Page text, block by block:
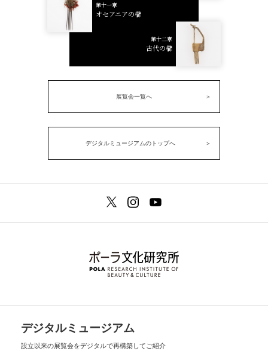
第十一章
オセアニアの櫛
第十二章
古代の櫛
展覧会一覧へ
デジタルミュージアムのトップへ
デジタルミュージアム
設立以来の展覧会をデジタルで再構築してご紹介